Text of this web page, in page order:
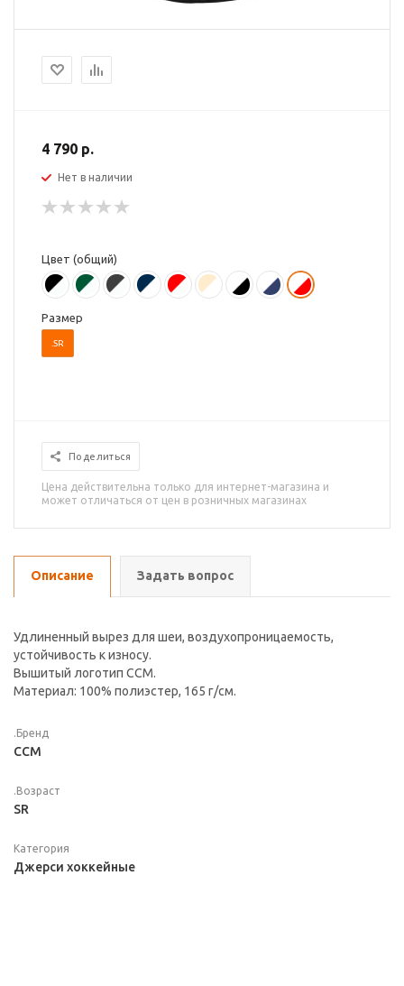
4 790 р.
Нет в наличии
Цвет (общий)
Размер
.SR
Поделиться
Цена действительна только для интернет-магазина и
может отличаться от цен в розничных магазинах
Описание Задать вопрос
Удлиненный вырез для шеи, воздухопроницаемость,
устойчивость к износу.
Вышитый логотип CCM.
Материал: 100% полиэстер, 165 г/см.
.Бренд
CCM
.Возраст
SR
Категория
Джерси хоккейные